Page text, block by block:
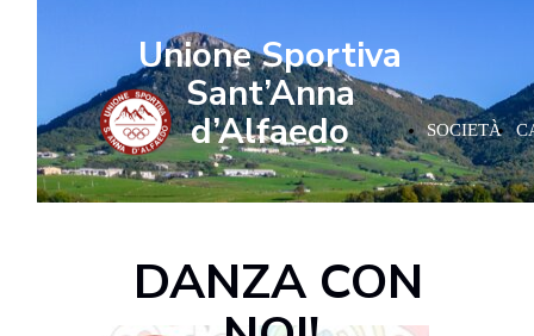
Unione Sportiva
Sant’Anna
d’Alfaedo
SOCIETÀ
DANZA CON